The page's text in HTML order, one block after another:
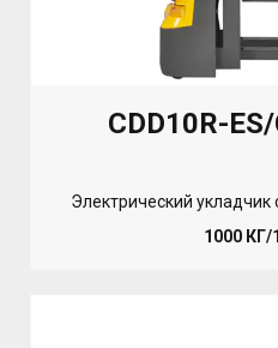
CDD10R-
Электрический
1000 КГ/